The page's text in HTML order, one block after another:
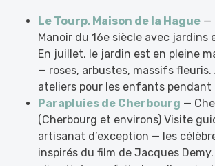
Le Tourp, Maison de la Hague —
Manoir du 16e siècle avec jardins
En juillet, le jardin est en pleine
— roses, arbustes, massifs
ateliers pour les enfants pendant
Parapluies de Cherbourg —
(Cherbourg et environs) Visite
artisanat d’exception — les
inspirés du film de Jacques